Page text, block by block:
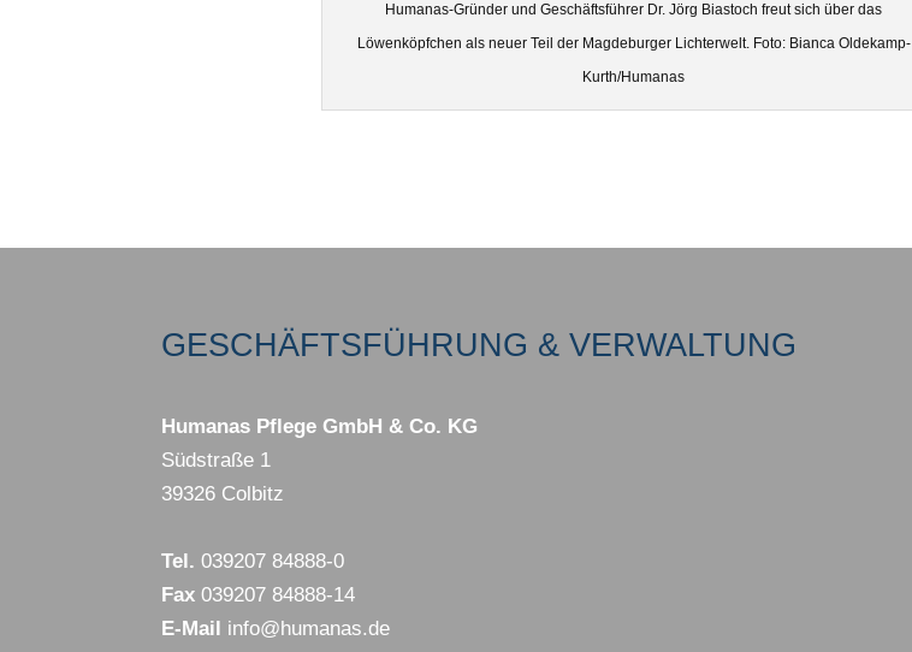
Humanas-Gründer und Geschäftsführer Dr. Jörg Biastoch freut sich über das
Löwenköpfchen als neuer Teil der Magdeburger Lichterwelt. Foto: Bianca Oldekamp-
Kurth/Humanas
GESCHÄFTSFÜHRUNG & VERWALTUNG
Humanas Pflege GmbH & Co. KG
Südstraße 1
39326 Colbitz
Tel. 039207 84888-0
Fax 039207 84888-14
E-Mail info@humanas.de